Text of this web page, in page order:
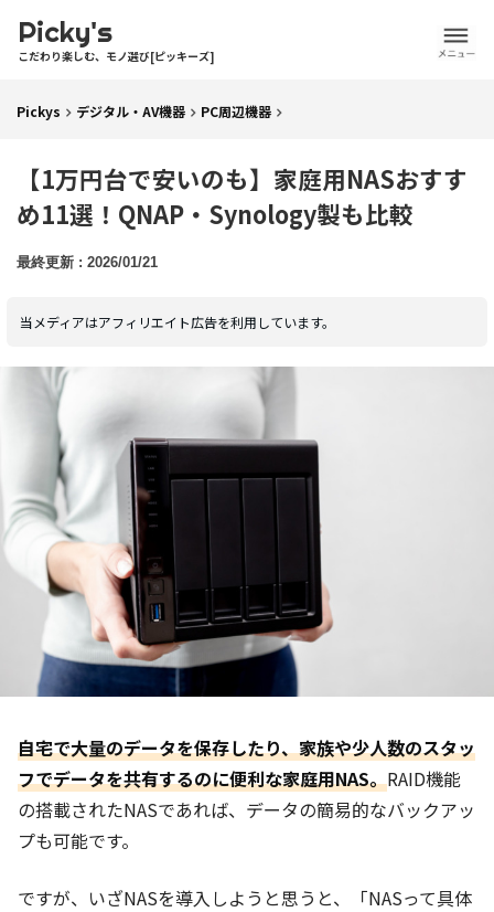
Picky's
こだわり楽しむ、モノ選び[ピッキーズ]
Pickys デジタル・AV機器 PC周辺機器
【1万円台で安いのも】家庭用NASおすす
め11選！QNAP・Synology製も比較
2026/01/21
当メディアはアフィリエイト広告を利用しています。
自宅で大量のデータを保存したり、家族や少人数のスタッ
フでデータを共有するのに便利な家庭用NAS。RAID機能
の搭載されたNASであれば、データの簡易的なバックアッ
プも可能です。
ですが、いざNASを導入しようと思うと、「NASって具体